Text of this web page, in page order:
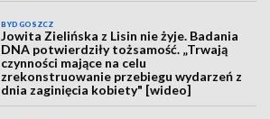
BYDGOSZCZ
Jowita Zielińska z Lisin nie żyje. Badania
DNA potwierdziły tożsamość. „Trwają
czynności mające na celu
zrekonstruowanie przebiegu wydarzeń z
dnia zaginięcia kobiety" [wideo]